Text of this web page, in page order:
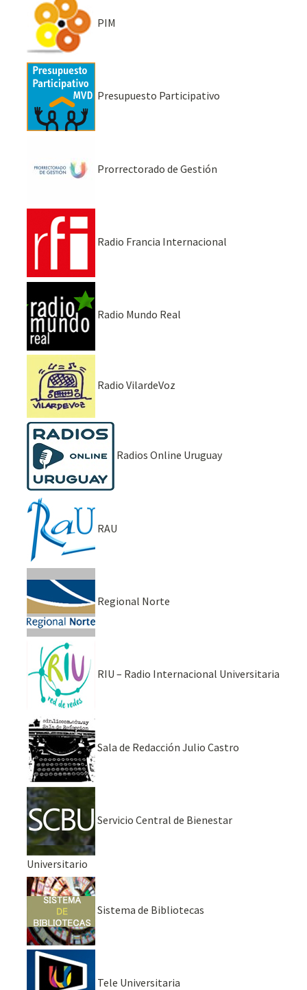
PIM
Presupuesto Participativo
Prorrectorado de Gestión
Radio Francia Internacional
Radio Mundo Real
Radio VilardeVoz
Radios Online Uruguay
RAU
Regional Norte
RIU – Radio Internacional Universitaria
Sala de Redacción Julio Castro
Servicio Central de Bienestar
Universitario
Sistema de Bibliotecas
Tele Universitaria